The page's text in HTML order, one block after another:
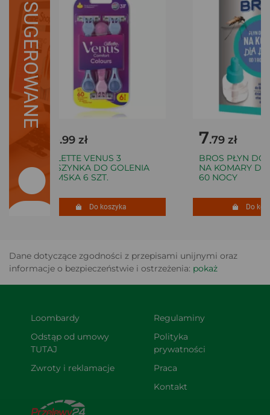
SUGEROWANE
.99 zł
GILLETTE VENUS 3
MASZYNKA DO GOLENIA
DAMSKA 6 SZT.
Do koszyka
7.79 zł
BROS PŁYN DO
NA KOMARY
60 NOCY
Do
Dane dotyczące zgodności z przepisami unijnymi oraz
informacje o bezpieczeństwie i ostrzeżenia: pokaż
Loombardy
Odstąp od umowy
TUTAJ
Zwroty i reklamacje
Regulaminy
Polityka
prywatności
Praca
Kontakt